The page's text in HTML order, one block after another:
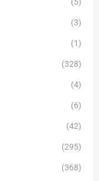
(5)
(3)
(1)
(328)
(4)
(6)
(42)
(295)
(368)